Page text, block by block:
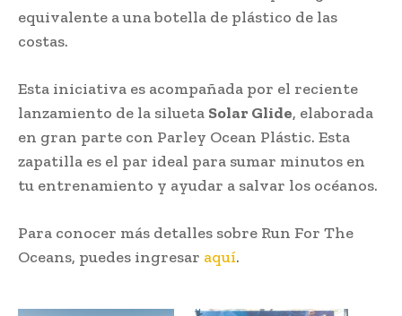
equivalente a una botella de plástico de las
costas.
Esta iniciativa es acompañada por el reciente
lanzamiento de la silueta Solar Glide, elaborada
en gran parte con Parley Ocean Plástic. Esta
zapatilla es el par ideal para sumar minutos en
tu entrenamiento y ayudar a salvar los océanos.
Para conocer más detalles sobre Run For The
Oceans, puedes ingresar aquí.